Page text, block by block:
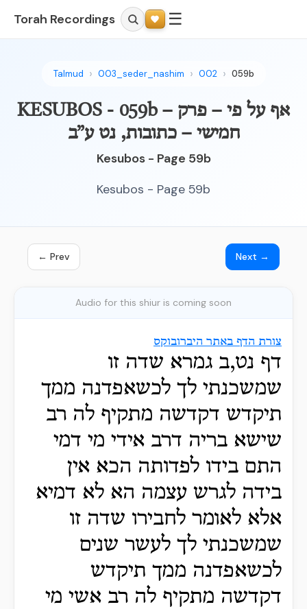
Torah Recordings ☰
Talmud 003_seder_nashim 002 059b
KESUBOS - 059b – אף על פי – פרק
חמישי – כתובות, נט ע”ב
Kesubos - Page 59b
Kesubos - Page 59b
← Prev Next →
Audio for this shiur is coming soon
צורת הדף באתר היברובוקס
דף נט,ב גמרא שדה זו
שמשכנתי לך לכשאפדנה ממך
תיקדש דקדשה מתקיף לה רב
שישא בריה דרב אידי מי דמי
התם בידו לפדותה הכא אין
בידה לגרש עצמה הא לא דמיא
אלא לאומר לחבירו שדה זו
שמשכנתי לך לעשר שנים
לכשאפדנה ממך תיקדש
דקדשה מתקיף לה רב אשי מי